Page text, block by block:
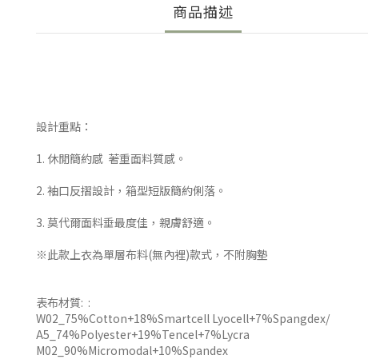
商品描述
設計重點：
1. 休閒簡約感 著重面料質感。
2. 袖口反摺設計，箱型短版簡約俐落。
3. 莫代爾面料垂最度佳，親膚舒適。
※此款上衣為單層布料(無內裡)款式，不附胸墊
表布材質: :
W02_75%Cotton+18%Smartcell Lyocell+7%Spangdex/
A5_74%Polyester+19%Tencel+7%Lycra
M02_90%Micromodal+10%Spandex